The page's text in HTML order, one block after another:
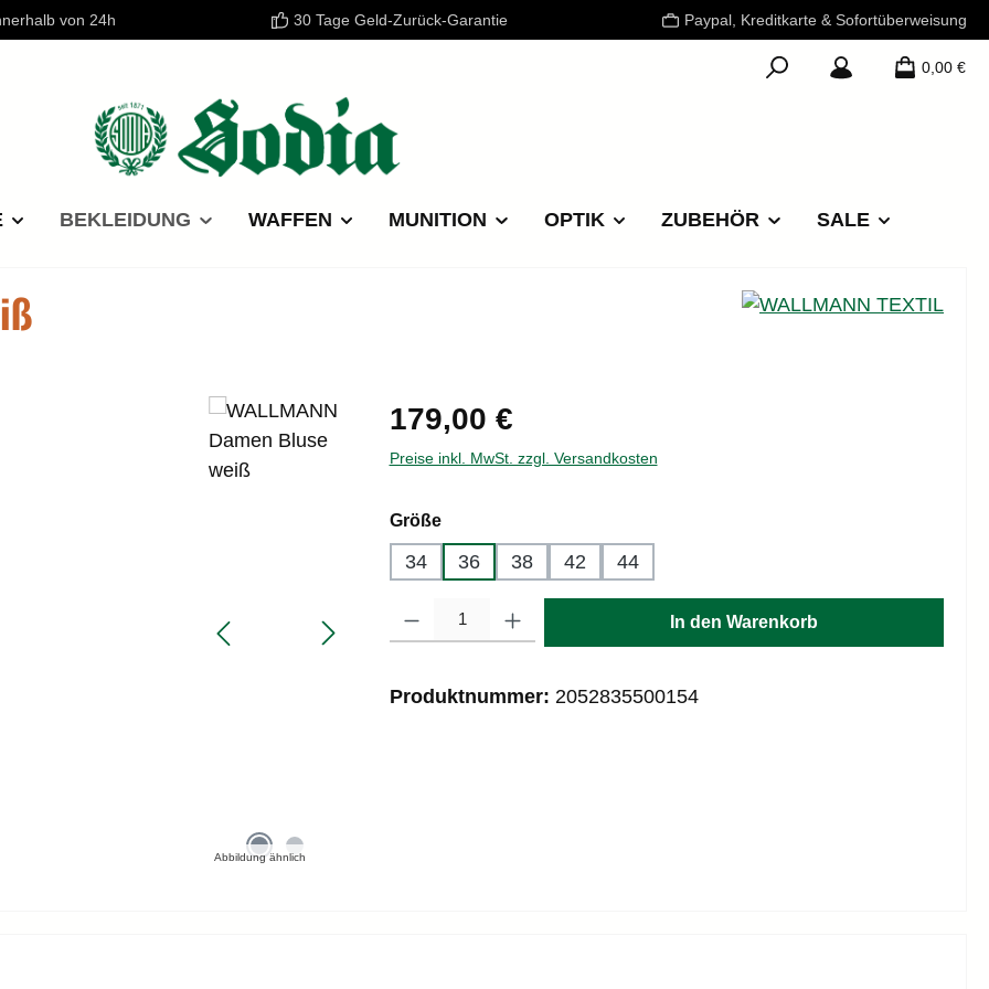
von 24h 30 Tage Geld-Zurück-Garantie Paypal, Kreditkarte & Sofortüberweisung
0,00 €
BEKLEIDUNG WAFFEN MUNITION OPTIK ZUBEHÖR SALE
Abbildung ähnlich
Regulärer Preis:
179,00 €
Preise inkl. MwSt. zzgl. Versandkosten
Größeauswählen
34 36 38 42 44
In den Warenkorb
Produktnummer: 2052835500154